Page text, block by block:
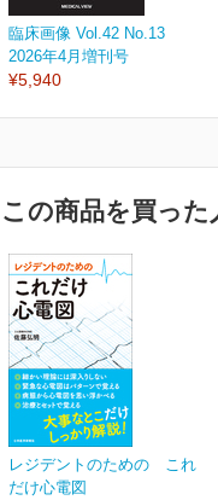
臨床画像 Vol.42 No.13
2026年4月増刊号
¥5,940
この商品を買った
レジデントのための これ
だけ心電図